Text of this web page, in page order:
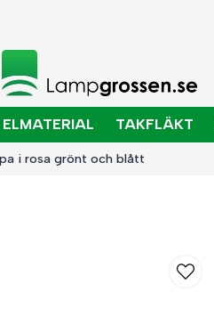
ELMATERIAL TAKFLÄKT
i rosa grönt och blått